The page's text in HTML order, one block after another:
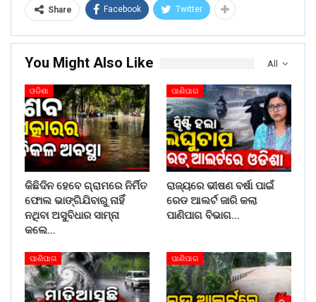
Share Facebook Twitter
All
You Might Also Like
ଓଡିଶା
କିଛିଦିନ ହେବେ ଗ୍ରାମରେ ନିର୍ମିତ
ଫୋଲ ଭାଙ୍ଗିଯିବାରୁ ନାହିଁ
ନଥିବା ଅସୁବିଧାର ସାମ୍ନା
କଲେ…
ପାଣିପାଗ
ରାଜ୍ୟରେ ଭୀଷଣ ବର୍ଷା ପାଇଁ
ରେଡ ଆଲର୍ଟ ଜାରି କଲା
ପାଣିପାଗ ବିଭାଗ…
ପାଣିପାଗ ପାଣିପାଗ